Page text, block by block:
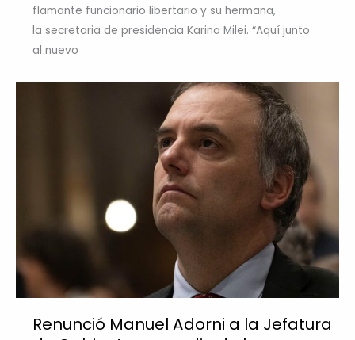
flamante funcionario libertario y su hermana,
la secretaria de presidencia Karina Milei. “Aquí junto
al nuevo
Renunció Manuel Adorni a la Jefatura